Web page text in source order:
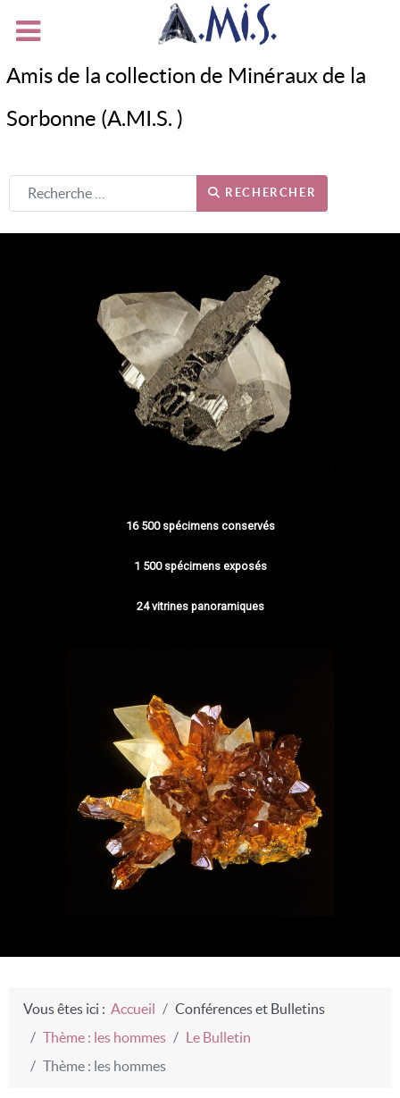
Amis de la collection de Minéraux de la
Sorbonne (A.MI.S. )
RECHERCHER
16 500 spécimens conservés
1 500 spécimens exposés
24 vitrines panoramiques
Vous êtes ici : Accueil
Conférences et Bulletins
Thème : les hommes
Le Bulletin
Thème : les hommes